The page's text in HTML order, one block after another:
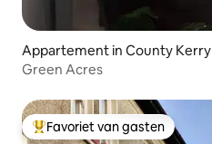
Appartement in County Kerry
Green Acres
Topfavoriet van gasten
Favoriet van gasten